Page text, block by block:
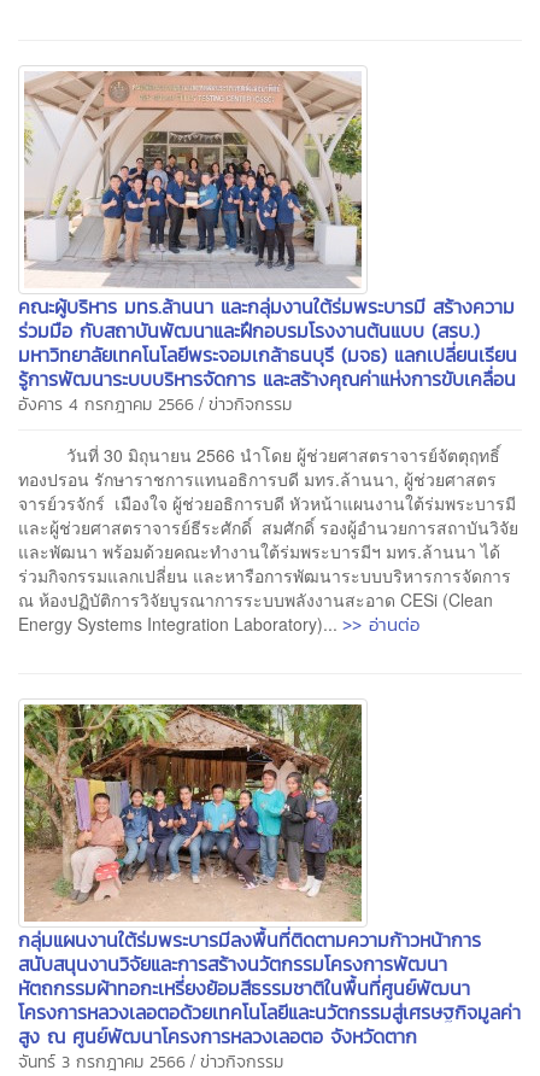
คณะผู้บริหาร มทร.ล้านนา และกลุ่มงานใต้ร่มพระบารมี สร้างความ
ร่วมมือ กับสถาบันพัฒนาและฝึกอบรมโรงงานต้นแบบ (สรบ.)
มหาวิทยาลัยเทคโนโลยีพระจอมเกล้าธนบุรี (มจธ) แลกเปลี่ยนเรียน
รู้การพัฒนาระบบบริหารจัดการ และสร้างคุณค่าแห่งการขับเคลื่อน
อังคาร 4 กรกฎาคม 2566 / ข่าวกิจกรรม
วันที่ 30 มิถุนายน 2566 นำโดย ผู้ช่วยศาสตราจารย์จัตตุฤทธิ์
ทองปรอน รักษาราชการแทนอธิการบดี มทร.ล้านนา, ผู้ช่วยศาสตร
จารย์วรจักร์ เมืองใจ ผู้ช่วยอธิการบดี หัวหน้าแผนงานใต้ร่มพระบารมี
และผู้ช่วยศาสตราจารย์ธีระศักดิ์ สมศักดิ์ รองผู้อำนวยการสถาบันวิจัย
และพัฒนา พร้อมด้วยคณะทำงานใต้ร่มพระบารมีฯ มทร.ล้านนา ได้
ร่วมกิจกรรมแลกเปลี่ยน และหารือการพัฒนาระบบบริหารการจัดการ
ณ ห้องปฏิบัติการวิจัยบูรณาการระบบพลังงานสะอาด CESi (Clean
Energy Systems Integration Laboratory)... >> อ่านต่อ
กลุ่มแผนงานใต้ร่มพระบารมีลงพื้นที่ติดตามความก้าวหน้าการ
สนับสนุนงานวิจัยและการสร้างนวัตกรรมโครงการพัฒนา
หัตถกรรมผ้าทอกะเหรี่ยงย้อมสีธรรมชาติในพื้นที่ศูนย์พัฒนา
โครงการหลวงเลอตอด้วยเทคโนโลยีและนวัตกรรมสู่เศรษฐกิจมูลค่า
สูง ณ ศูนย์พัฒนาโครงการหลวงเลอตอ จังหวัดตาก
จันทร์ 3 กรกฎาคม 2566 / ข่าวกิจกรรม